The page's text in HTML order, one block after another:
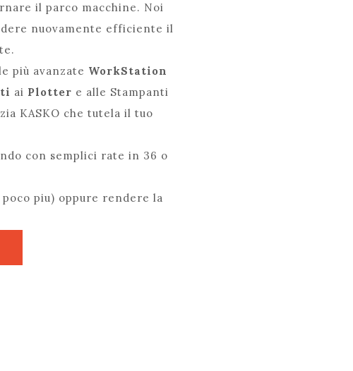
il parco macchine. Noi
nuovamente efficiente il
più avanzate WorkStation
ai Plotter e alle Stampanti
KASKO che tutela il tuo
con semplici rate in 36 o
piu) oppure rendere la